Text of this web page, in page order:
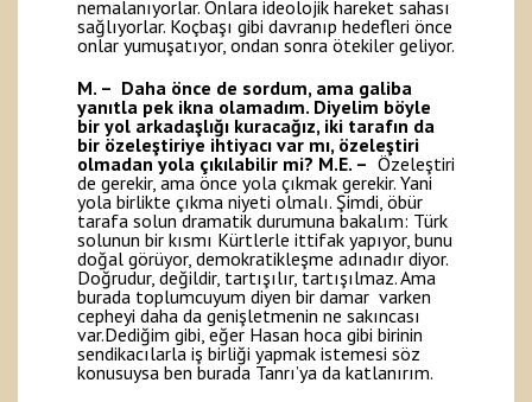
nemalanıyorlar. Onlara ideolojik hareket sahası
sağlıyorlar. Koçbaşı gibi davranıp hedefleri önce
onlar yumuşatıyor, ondan sonra ötekiler geliyor.
M. – Daha önce de sordum, ama galiba
yanıtla pek ikna olamadım. Diyelim böyle
bir yol arkadaşlığı kuracağız, iki tarafın da
bir özeleştiriye ihtiyacı var mı, özeleştiri
olmadan yola çıkılabilir mi? M.E. – Özeleştiri
de gerekir, ama önce yola çıkmak gerekir. Yani
yola birlikte çıkma niyeti olmalı. Şimdi, öbür
tarafa solun dramatik durumuna bakalım: Türk
solunun bir kısmı Kürtlerle ittifak yapıyor, bunu
doğal görüyor, demokratikleşme adınadır diyor.
Doğrudur, değildir, tartışılır, tartışılmaz. Ama
burada toplumcuyum diyen bir damar varken
cepheyi daha da genişletmenin ne sakıncası
var.Dediğim gibi, eğer Hasan hoca gibi birinin
sendikacılarla iş birliği yapmak istemesi söz
konusuysa ben burada Tanrı’ya da katlanırım.